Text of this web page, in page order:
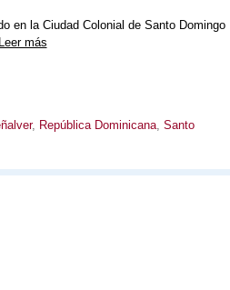
en la Ciudad Colonial de Santo Domingo
Leer más
, República Dominicana, Santo